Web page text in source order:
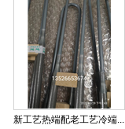
新工艺热端配老工艺冷端...